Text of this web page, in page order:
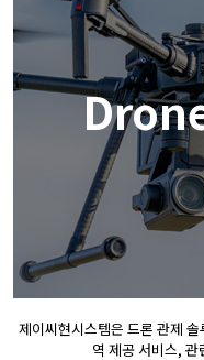
제이씨현시스템은 드론 관제
역 제공 서비스,